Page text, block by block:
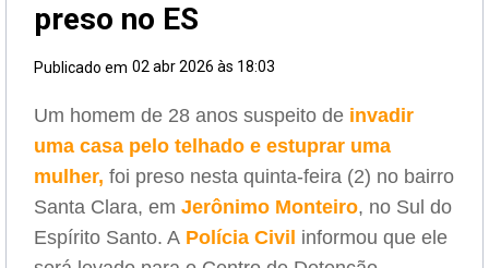
preso no ES
Publicado em 02 abr 2026 às 18:03
Um homem de 28 anos suspeito de invadir
uma casa pelo telhado e estuprar uma
mulher, foi preso nesta quinta-feira (2) no bairro
Santa Clara, em Jerônimo Monteiro, no Sul do
Espírito Santo. A Polícia Civil informou que ele